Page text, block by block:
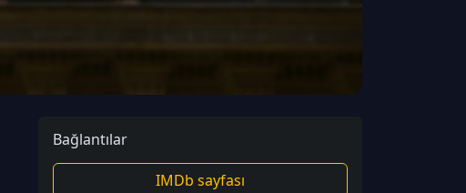
Bağlantılar
IMDb sayfası